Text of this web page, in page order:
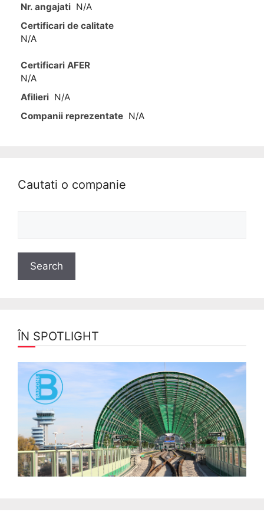
Nr. angajati N/A
Certificari de calitate
N/A
Certificari AFER
N/A
Afilieri N/A
Companii reprezentate N/A
Cautati o companie
ÎN SPOTLIGHT